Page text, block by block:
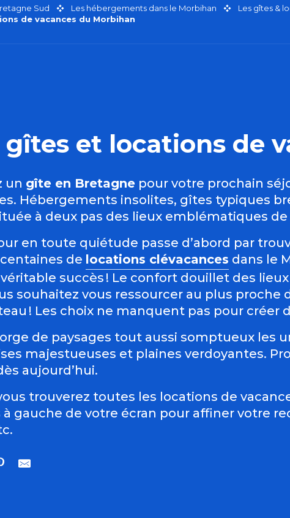
Sud Les hébergements dans le Morbihan
Les gîtes &
de vacances du Morbihan
gîtes et locations de
un gîte en Bretagne pour votre prochain
Hébergements insolites, gîtes typiques
à deux pas des lieux emblématiques de
en toute quiétude passe d’abord par
de locations clévacances dans le
succès ! Le confort douillet des
souhaitez vous ressourcer au plus proche
! Les choix ne manquent pas pour créer
de paysages tout aussi somptueux les
majestueuses et plaines verdoyantes.
aujourd’hui.
trouverez toutes les locations de
gauche de votre écran pour affiner votre